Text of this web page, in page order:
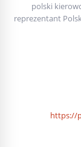
polski
reprezentant
https://